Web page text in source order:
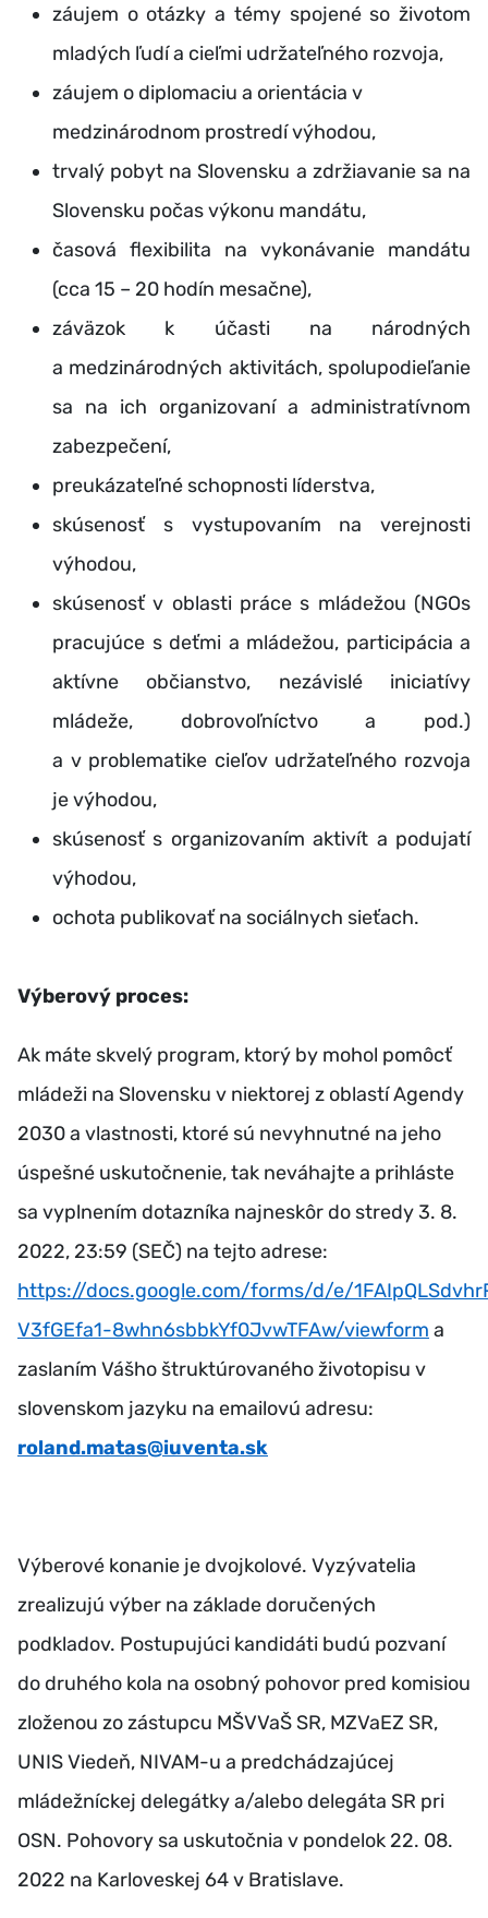
záujem o otázky a témy spojené so životom
mladých ľudí a cieľmi udržateľného rozvoja,
záujem o diplomaciu a orientácia v
medzinárodnom prostredí výhodou,
trvalý pobyt na Slovensku a zdržiavanie sa na
Slovensku počas výkonu mandátu,
časová flexibilita na vykonávanie mandátu
(cca 15 – 20 hodín mesačne),
záväzok k účasti na národných
a medzinárodných aktivitách, spolupodieľanie
sa na ich organizovaní a administratívnom
zabezpečení,
preukázateľné schopnosti líderstva,
skúsenosť s vystupovaním na verejnosti
výhodou,
skúsenosť v oblasti práce s mládežou (NGOs
pracujúce s deťmi a mládežou, participácia a
aktívne občianstvo, nezávislé iniciatívy
mládeže, dobrovoľníctvo a pod.)
a v problematike cieľov udržateľného rozvoja
je výhodou,
skúsenosť s organizovaním aktivít a podujatí
výhodou,
ochota publikovať na sociálnych sieťach.
Výberový proces:
Ak máte skvelý program, ktorý by mohol pomôcť
mládeži na Slovensku v niektorej z oblastí Agendy
2030 a vlastnosti, ktoré sú nevyhnutné na jeho
úspešné uskutočnenie, tak neváhajte a prihláste
sa vyplnením dotazníka najneskôr do stredy 3. 8.
2022, 23:59 (SEČ) na tejto adrese:
https://docs.google.com/forms/d/e/
V3fGEfa1-8whn6sbbkYf0JvwTFAw/viewform a
zaslaním Vášho štruktúrovaného životopisu v
slovenskom jazyku na emailovú adresu:
roland.matas@iuventa.sk
Výberové konanie je dvojkolové. Vyzývatelia
zrealizujú výber na základe doručených
podkladov. Postupujúci kandidáti budú pozvaní
do druhého kola na osobný pohovor pred komisiou
zloženou zo zástupcu MŠVVaŠ SR, MZVaEZ SR,
UNIS Viedeň, NIVAM-u a predchádzajúcej
mládežníckej delegátky a/alebo delegáta SR pri
OSN. Pohovory sa uskutočnia v pondelok 22. 08.
2022 na Karloveskej 64 v Bratislave.